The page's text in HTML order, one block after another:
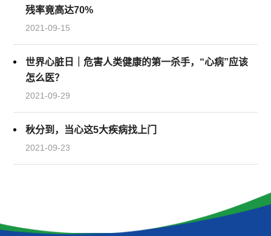
残率竟高达70%
2021-09-15
世界心脏日｜危害人类健康的第一杀手，“心病”应该
怎么医？
2021-09-29
秋分到，当心这5大疾病找上门
2021-09-23